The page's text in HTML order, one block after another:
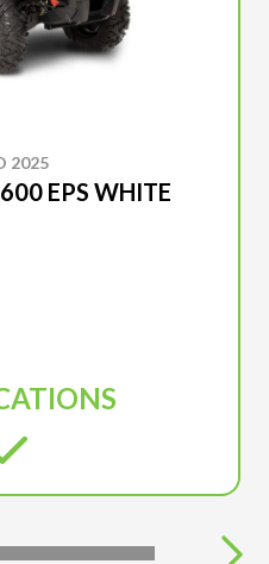
2025
EPS WHITE